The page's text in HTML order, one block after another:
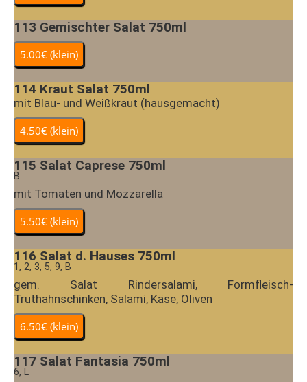
113 Gemischter Salat 750ml
114 Kraut Salat 750ml
mit Blau- und Weißkraut (hausgemacht)
115 Salat Caprese 750ml
B
mit Tomaten und Mozzarella
116 Salat d. Hauses 750ml
1, 2, 3, 5, 9, B
gem. Salat Rindersalami, Formfleisch-
Truthahnschinken, Salami, Käse, Oliven
117 Salat Fantasia 750ml
6, L